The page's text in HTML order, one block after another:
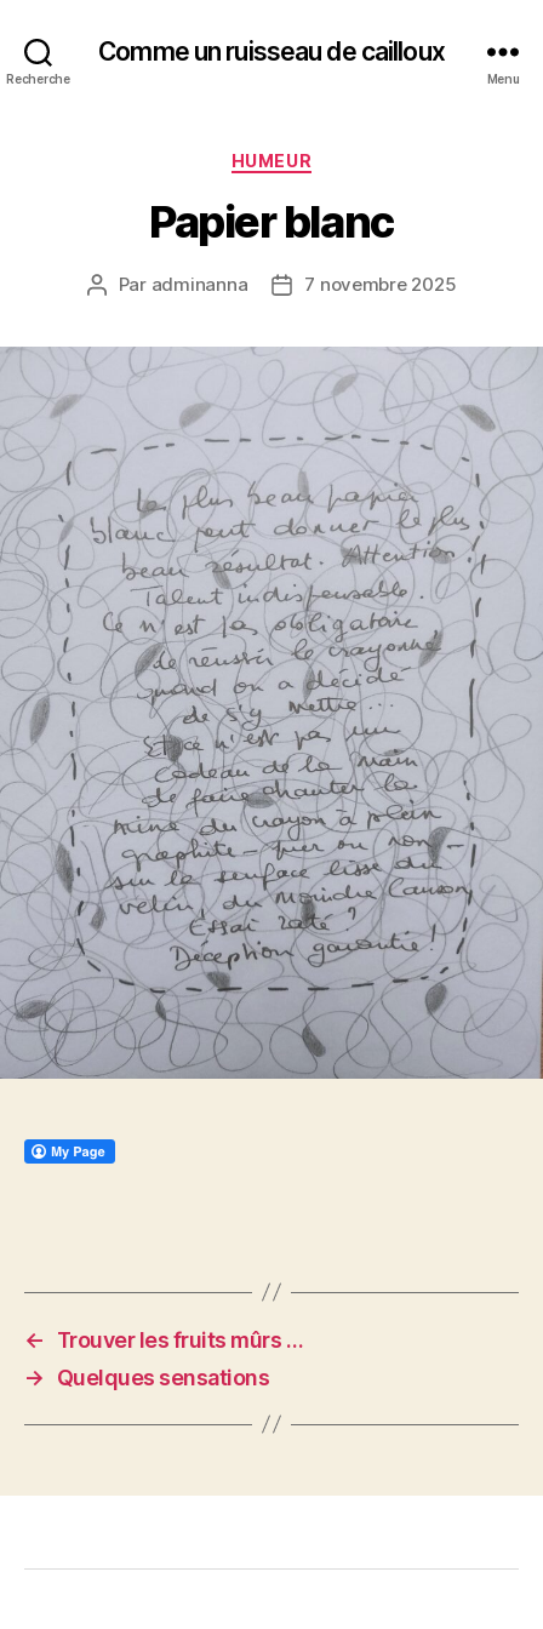
Recherche
Comme un ruisseau de cailloux
Menu
Catégories
HUMEUR
Papier blanc
Auteur
Par adminanna
Date7 novembre 2025
←
Trouver les fruits mûrs …
→
Quelques sensations